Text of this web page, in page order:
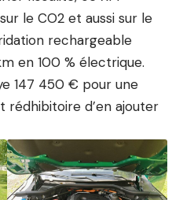
le CO2 et aussi sur le
rechargeable
en 100 % électrique.
147 450 € pour une
d’en ajouter